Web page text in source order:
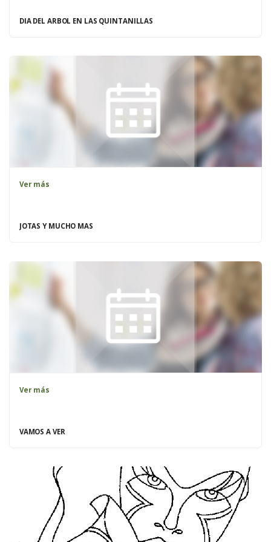
DIA DEL ARBOL EN LAS QUINTANILLAS
Ver más
JOTAS Y MUCHO MAS
Ver más
VAMOS A VER